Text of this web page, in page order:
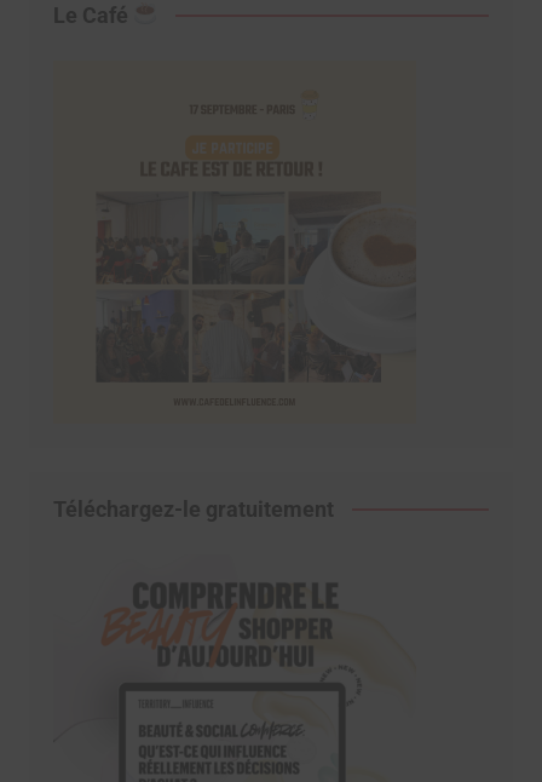
Le Café
Téléchargez-le gratuitement